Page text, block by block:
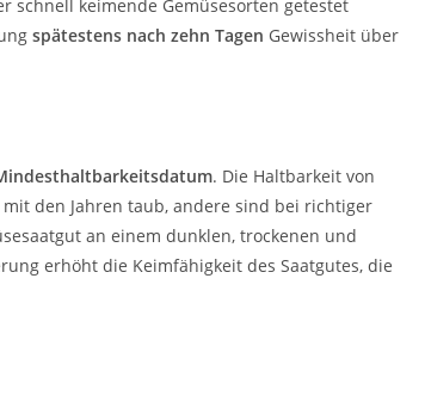
schnell keimende Gemüsesorten getestet
spätestens nach zehn Tagen Gewissheit über
. Die Haltbarkeit von
mit den Jahren taub, andere sind bei richtiger
an einem dunklen, trockenen und
erhöht die Keimfähigkeit des Saatgutes, die